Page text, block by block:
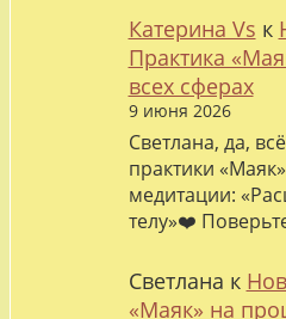
Катерина Vs к
Практика
всех сферах
9 июня 2026
Светлана, да,
практики
медитации:
телу»❤️
Светлана к
«Маяк» на